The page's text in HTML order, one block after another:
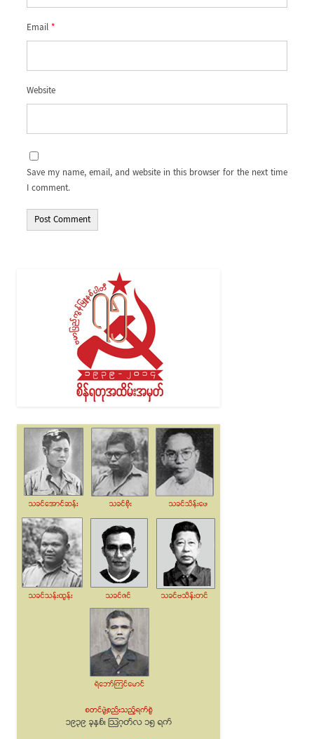
Email*
Website
Save my name, email, and website in this browser for the next time
I comment.